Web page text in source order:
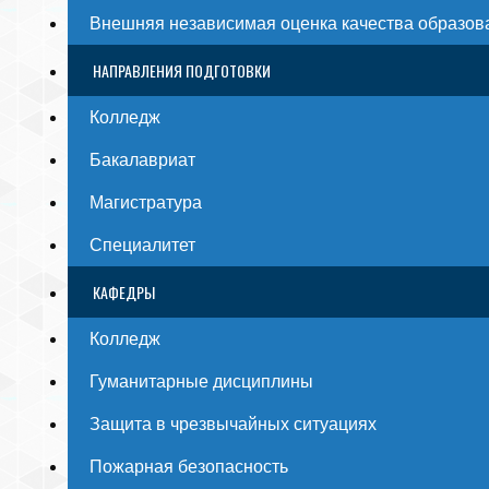
Внешняя независимая оценка качества
НАПРАВЛЕНИЯ ПОДГОТОВКИ
Колледж
Бакалавриат
Магистратура
Специалитет
КАФЕДРЫ
Колледж
Гуманитарные дисциплины
Защита в чрезвычайных ситуациях
Пожарная безопасность